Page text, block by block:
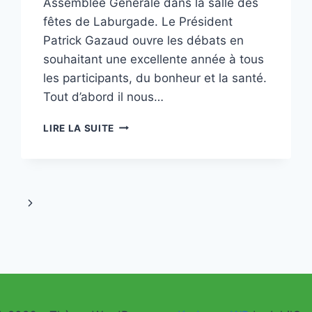
fêtes de Laburgade. Le Président
Patrick Gazaud ouvre les débats en
souhaitant une excellente année à tous
les participants, du bonheur et la santé.
Tout d’abord il nous…
LIRE LA SUITE ASSEMBLÉE
Page